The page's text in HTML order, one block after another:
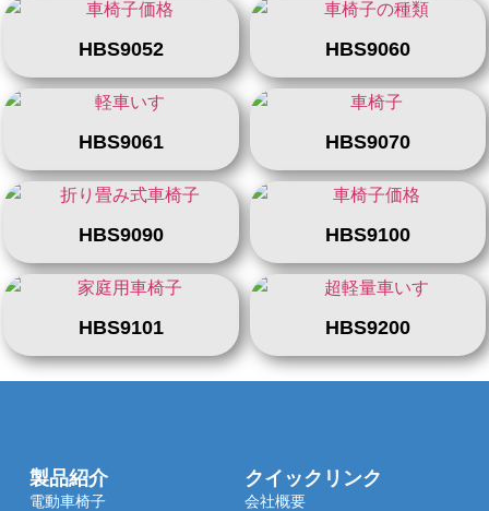
HBS9052 HBS9060
HBS9061 HBS9070
HBS9090 HBS9100
HBS9101 HBS9200
製品紹介
電動車椅子
クイックリンク
会社概要